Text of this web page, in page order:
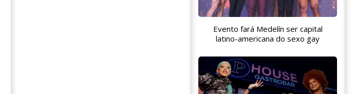
Evento fará Medelín ser capital
latino-americana do sexo gay